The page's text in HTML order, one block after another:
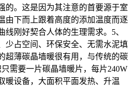
的。这是因为其注意的首要源于室
由下而上跟着高度的添加温度而逐
刚好契合人体的生理需求。5、
少占空间、环保安全、无需水泥填
超薄碳晶墙暖很有用，与传统的碳
需要一片碳晶墙暖片，每片240W
暖设备，大面积平面发热、升温